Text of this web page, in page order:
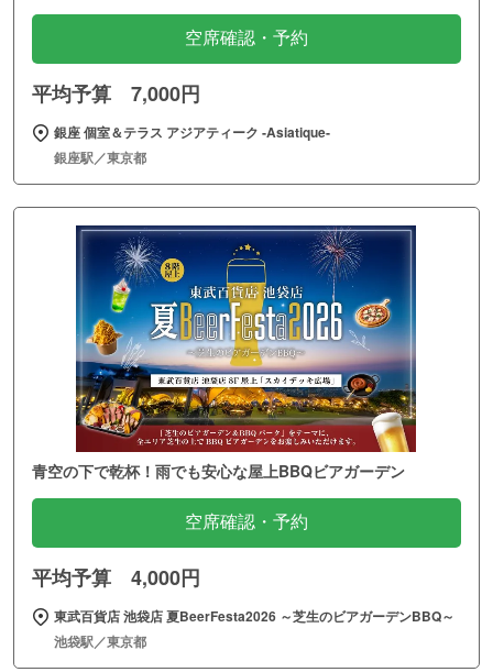
空席確認・予約
平均予算 7,000円
銀座 個室＆テラス アジアティーク ‐Asiatique‐
銀座駅／東京都
青空の下で乾杯！雨でも安心な屋上BBQビアガーデン
空席確認・予約
平均予算 4,000円
東武百貨店 池袋店 夏BeerFesta2026 ～芝生のビアガーデンBBQ～
池袋駅／東京都